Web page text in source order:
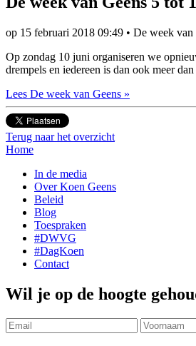
op 15 februari 2018 09:49 • De week van
Op zondag 10 juni organiseren we
drempels en iedereen is dan ook meer
Lees De week van Geens »
Terug naar het overzicht
Home
In de media
Over Koen Geens
Beleid
Blog
Toespraken
#DWVG
#DagKoen
Contact
Wil je op de hoogte